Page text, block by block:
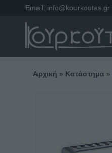
Email: info@kourkoutas.gr
Αρχική » Κατάστημα »